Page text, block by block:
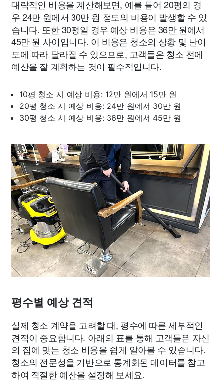
대략적인 비용을 계산해보면, 예를 들어 20평의 경
우 24만 원에서 30만 원 정도의 비용이 발생할 수 있
습니다. 또한 30평일 경우 예상 비용은 36만 원에서
45만 원 사이입니다. 이 비용은 청소의 상황 및 난이
도에 따라 달라질 수 있으므로, 고객들은 청소 전에
예산을 잘 계획하는 것이 필수적입니다.
10평 청소 시 예상 비용: 12만 원에서 15만 원
20평 청소 시 예상 비용: 24만 원에서 30만 원
30평 청소 시 예상 비용: 36만 원에서 45만 원
평수별 예상 견적
실제 청소 계약을 고려할 때, 평수에 따른 세부적인
견적이 중요합니다. 아래의 표를 통해 고객들은 자신
의 집에 맞는 청소 비용을 쉽게 알아볼 수 있습니다.
청소의 전문성을 기반으로 통계화된 데이터를 참고
하여 적절한 예산을 설정해 보세요.